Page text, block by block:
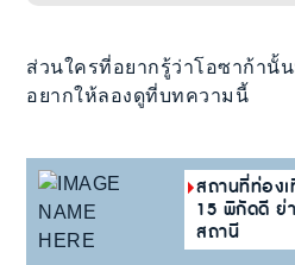
ส่วนใครที่อยากรู้ว่าโอซาก้านั้
อยากให้ลองดูที่บทความนี้
สถานที่ท่อง
15 พิกัดดี ย่
สถานี